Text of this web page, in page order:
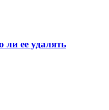
ее удалять